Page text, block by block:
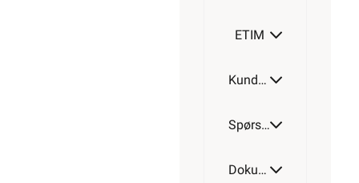
ETIM
Kundeomtale
Spørsmål og svar
Dokumentasjon